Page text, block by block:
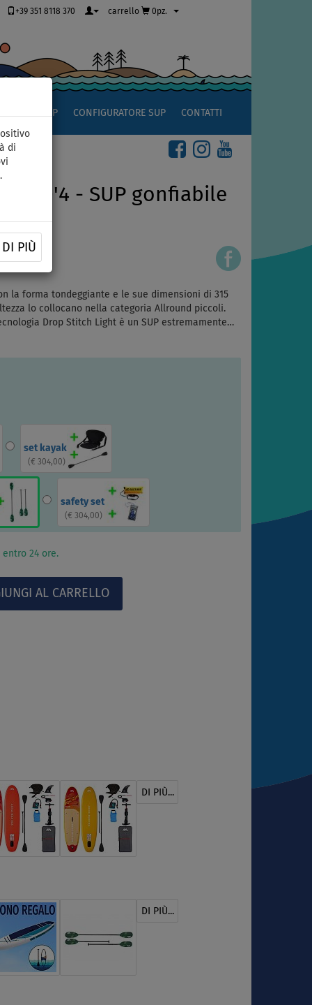
di
DI PIÙ
+39 351 8118 370 carrello 0pz.
AL SUP CONFIGURATORE SUP CONTATTI
10'4 - SUP gonfiabile
la forma tondeggiante e le sue dimensioni di 315
lo collocano nella categoria Allround piccoli.
Drop Stitch Light è un SUP estremamente…
set kayak
(€ 304,00)
safety set
(€ 304,00)
24 ore.
DI PIÙ...
DI PIÙ...